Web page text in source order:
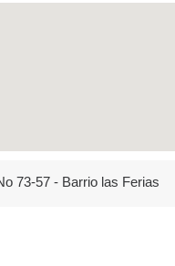
73-57 - Barrio las Ferias